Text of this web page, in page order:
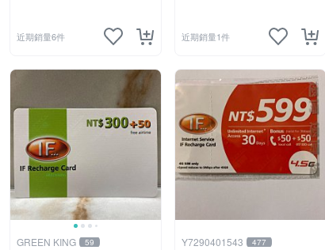
近期銷量6件 近期銷量1件
GREEN KING 59 Y7290401543 477